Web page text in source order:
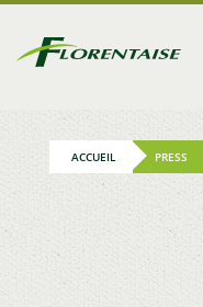
Go to
main
ACCUEIL PRESS